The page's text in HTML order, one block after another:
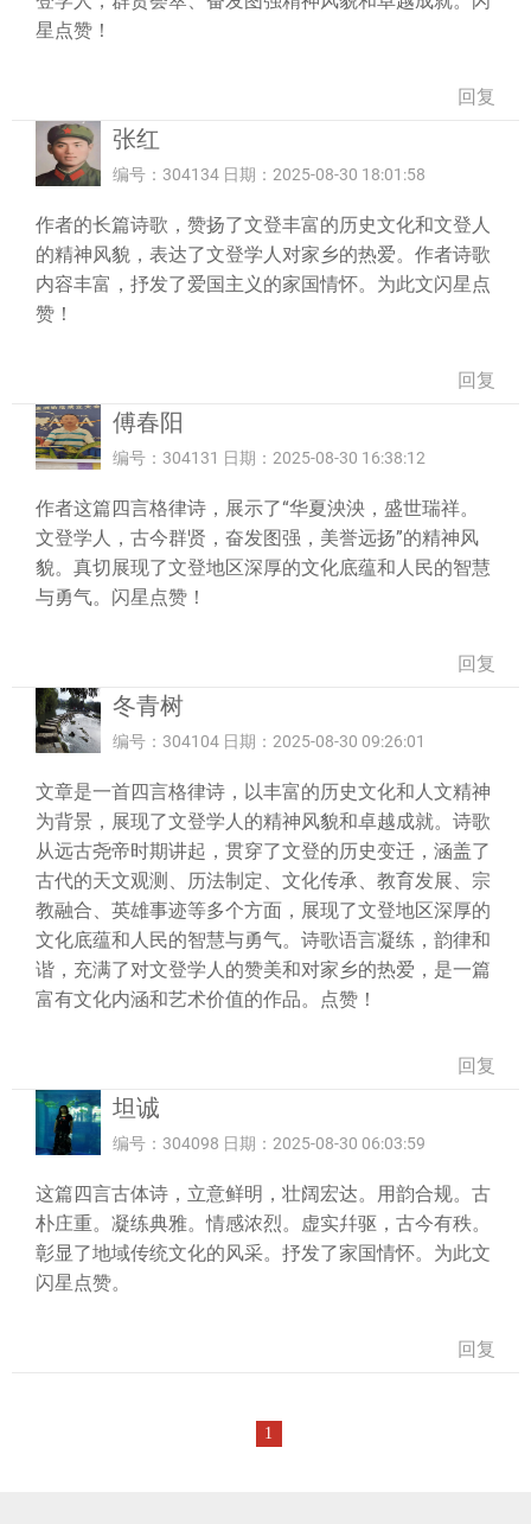
星点赞！
回复
张红
编号：304134 日期：2025-08-30 18:01:58
作者的长篇诗歌，赞扬了文登丰富的历史文化和文登人
的精神风貌，表达了文登学人对家乡的热爱。作者诗歌
内容丰富，抒发了爱国主义的家国情怀。为此文闪星点
赞！
回复
傅春阳
编号：304131 日期：2025-08-30 16:38:12
作者这篇四言格律诗，展示了“华夏泱泱，盛世瑞祥。
文登学人，古今群贤，奋发图强，美誉远扬”的精神风
貌。真切展现了文登地区深厚的文化底蕴和人民的智慧
与勇气。闪星点赞！
回复
冬青树
编号：304104 日期：2025-08-30 09:26:01
文章是一首四言格律诗，以丰富的历史文化和人文精神
为背景，展现了文登学人的精神风貌和卓越成就。诗歌
从远古尧帝时期讲起，贯穿了文登的历史变迁，涵盖了
古代的天文观测、历法制定、文化传承、教育发展、宗
教融合、英雄事迹等多个方面，展现了文登地区深厚的
文化底蕴和人民的智慧与勇气。诗歌语言凝练，韵律和
谐，充满了对文登学人的赞美和对家乡的热爱，是一篇
富有文化内涵和艺术价值的作品。点赞！
回复
坦诚
编号：304098 日期：2025-08-30 06:03:59
这篇四言古体诗，立意鲜明，壮阔宏达。用韵合规。古
朴庄重。凝练典雅。情感浓烈。虚实幷驱，古今有秩。
彰显了地域传统文化的风采。抒发了家国情怀。为此文
闪星点赞。
回复
1